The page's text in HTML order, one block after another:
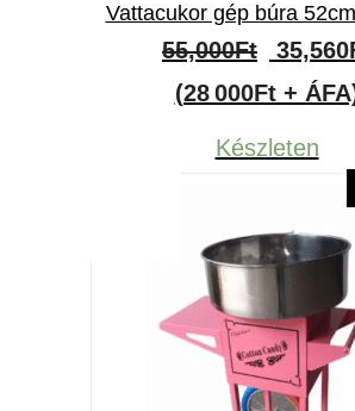
Vattacukor gép búra
55,000Ft
price
was:
35,560
(28 000Ft +
Készleten